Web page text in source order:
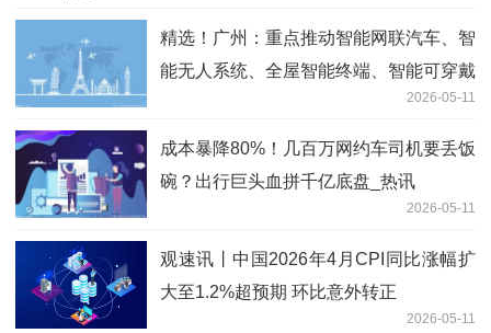
精选！广州：重点推动智能网联汽车、智
能无人系统、全屋智能终端、智能可穿戴
设备、工业智能终端、脑机接口等智能硬
件产品的研发推广
2026-05-11
成本暴降80%！几百万网约车司机要丢饭
碗？出行巨头血拼千亿底盘_热讯
2026-05-11
观速讯丨中国2026年4月CPI同比涨幅扩
大至1.2%超预期 环比意外转正
2026-05-11